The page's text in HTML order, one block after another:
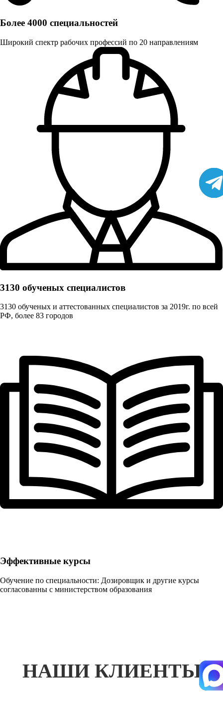
Более 4000 специальностей
Широкий спектр рабочих профессий по 20 направлениям
3130 обученых cпециалистов
3130 обученых и аттестованных специалистов за 2019г. по всей
РФ, более 83 городов
Эффективные курсы
Обучение по специальности: Дозировщик и другие курсы
согласованны с министерством образования
НАШИ КЛИЕНТЫ